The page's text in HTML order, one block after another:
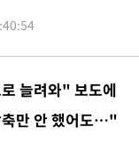
린 797.44 출발
내린 6478.75 개장
속 사상 최대
관측 가능성도
산불, 방화선 일부 구축
늘려와" 보도에
축만 안 했어도…"